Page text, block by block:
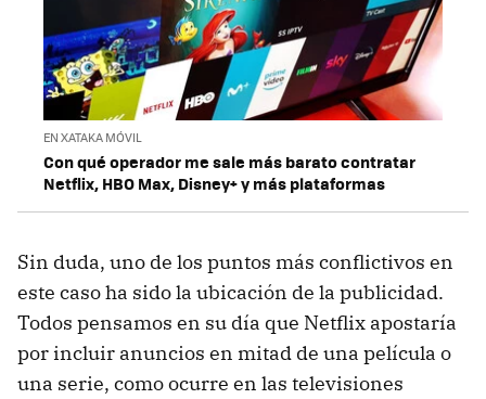
EN XATAKA MÓVIL
Con qué operador me sale más barato contratar
Netflix, HBO Max, Disney+ y más plataformas
Sin duda, uno de los puntos más conflictivos en
este caso ha sido la ubicación de la publicidad.
Todos pensamos en su día que Netflix apostaría
por incluir anuncios en mitad de una película o
una serie, como ocurre en las televisiones